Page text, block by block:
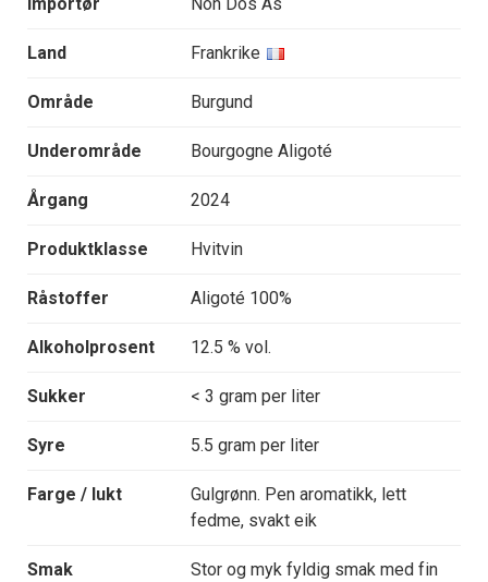
Land Frankrike
Område Burgund
Underområde Bourgogne Aligoté
Årgang 2024
Produktklasse Hvitvin
Råstoffer Aligoté 100%
Alkoholprosent 12.5 % vol.
Sukker < 3 gram per liter
Syre 5.5 gram per liter
Farge / lukt
Gulgrønn. Pen aromatikk, lett
fedme, svakt eik
Smak
Stor og myk fyldig smak med fin